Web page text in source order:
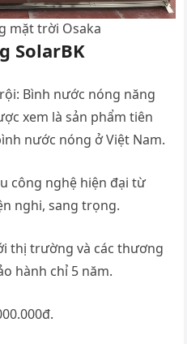
mặt trời Osaka
SolarBK
Bình nước nóng năng
xem là sản phẩm tiên
nước nóng ở Việt Nam.
công nghệ hiện đại từ
nghi, sang trọng.
thị trường và các thương
hành chỉ 5 năm.